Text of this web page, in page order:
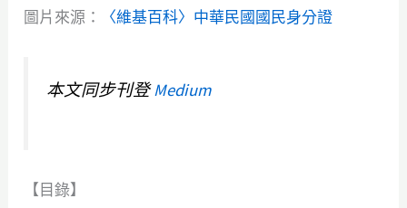
圖片來源： 〈維基百科〉中華民國國民身分證
本文同步刊登Medium
【目錄】